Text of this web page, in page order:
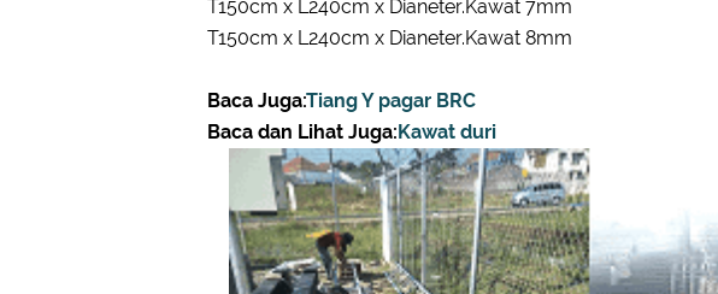
T150cm x L240cm x Dianeter.Kawat 7mm
T150cm x L240cm x Dianeter.Kawat 8mm
Baca Juga:Tiang Y pagar BRC
Baca dan Lihat Juga:Kawat duri